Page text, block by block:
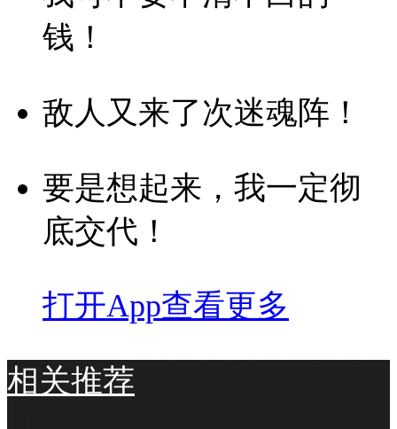
钱！
敌人又来了次迷魂阵！
要是想起来，我一定彻
底交代！
打开App查看更多
相关推荐